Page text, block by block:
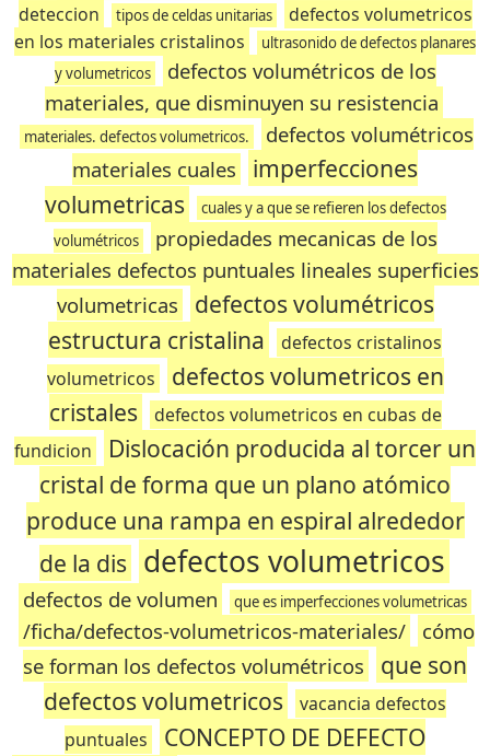
deteccion
tipos de celdas unitarias
defectos volumetricos
en los materiales cristalinos
ultrasonido de defectos planares
y volumetricos
defectos volumétricos de los
materiales, que disminuyen su resistencia
materiales. defectos volumetricos.
defectos volumétricos
materiales cuales
imperfecciones
volumetricas
cuales y a que se refieren los defectos
volumétricos
propiedades mecanicas de los
materiales defectos puntuales lineales superficies
volumetricas
defectos volumétricos
estructura cristalina
defectos cristalinos
volumetricos
defectos volumetricos en
cristales
defectos volumetricos en cubas de
fundicion
Dislocación producida al torcer un
cristal de forma que un plano atómico
produce una rampa en espiral alrededor
de la dis defectos volumetricos
defectos de volumen que es imperfecciones volumetricas
/ficha/defectos-volumetricos-materiales/
cómo
se forman los defectos volumétricos
que son
defectos volumetricos
vacancia defectos
puntuales
CONCEPTO DE DEFECTO